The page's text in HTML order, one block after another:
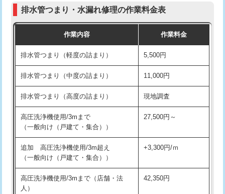
追加人工 16,500円
現場見積
※給水管工事は20mmまでの価格です。
交換・取付（その他部品） 11,000円+材料費
持込商品取付（単水栓） 13,200円
持込商品取付（混合水栓） 16,500円
持込商品取付（浄水器・分岐水栓） 16,500円
給水管工事※（ホール加工) 16,500円
給水管工事※（バンド止め) 3,300円
給水管工事※（支持金具設置)
給水管工事※（保温材使用（バンド止
め込み）)
5,500円
給水管工事※（土の掘削・埋め戻し作
業)
11,000円
排水管つまり・水漏れ修理の作業料金表
作業内容 作業料金
排水管つまり（軽度の詰まり） 5,500円
排水管つまり（中度の詰まり） 11,000円
排水管つまり（高度の詰まり） 現地調査
高圧洗浄機使用/3mまで
（一般向け（戸建て・集合））
27,500円～
追加 高圧洗浄機使用/3m超え
（一般向け（戸建て・集合））
+3,300円/ｍ
高圧洗浄機使用/3mまで（店舗・法
人）
42,350円